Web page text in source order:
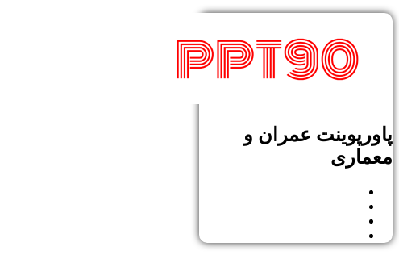
پاورپوینت عمران و
معماری